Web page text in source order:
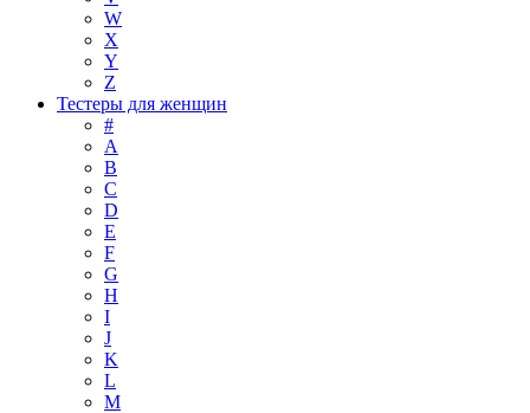
W
X
Y
Z
Тестеры для женщин
#
A
B
C
D
E
F
G
H
I
J
K
L
M